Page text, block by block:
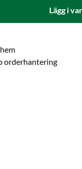
Lägg i
orderhantering